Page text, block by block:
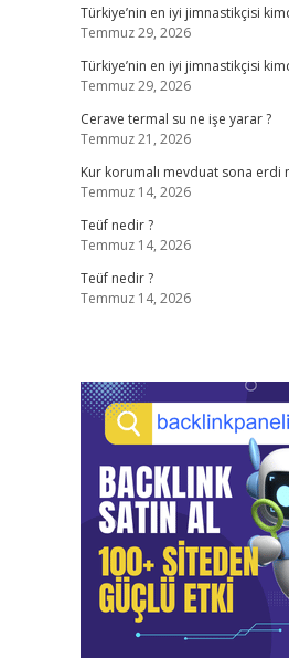
Türkiye’nin en iyi jimnastikçisi
Temmuz 29, 2026
Türkiye’nin en iyi jimnastikçisi
Temmuz 29, 2026
Cerave termal su ne işe yarar ?
Temmuz 21, 2026
Kur korumalı mevduat sona erdi
Temmuz 14, 2026
Teüf nedir ?
Temmuz 14, 2026
Teüf nedir ?
Temmuz 14, 2026